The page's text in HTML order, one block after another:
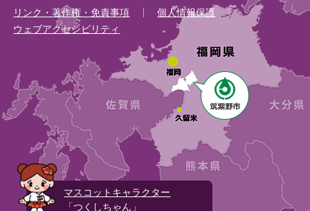
リンク・著作権・免責事項
個人情報保護
ウェブアクセシビリティ
マスコットキャラクター
「つくしちゃん」